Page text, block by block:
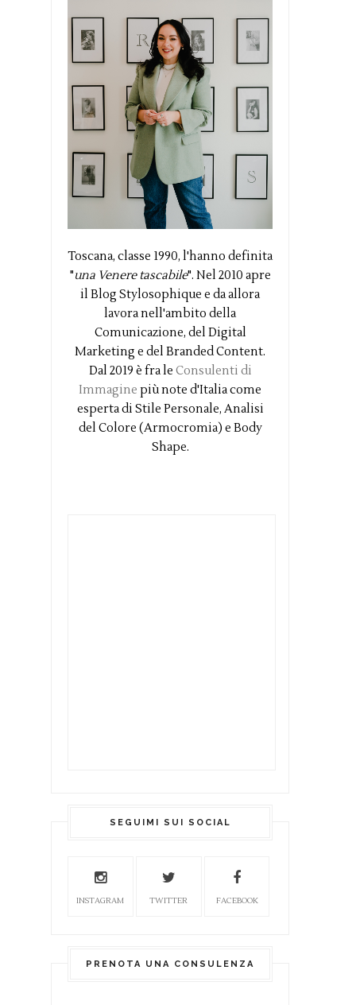
Toscana, classe 1990, l'hanno definita
"una Venere tascabile". Nel 2010 apre
il Blog Stylosophique e da allora
lavora nell'ambito della
Comunicazione, del Digital
Marketing e del Branded Content.
Dal 2019 è fra le Consulenti di
Immagine più note d'Italia come
esperta di Stile Personale, Analisi
del Colore (Armocromia) e Body
Shape.
SEGUIMI SUI SOCIAL
INSTAGRAM TWITTER FACEBOOK
PRENOTA UNA CONSULENZA